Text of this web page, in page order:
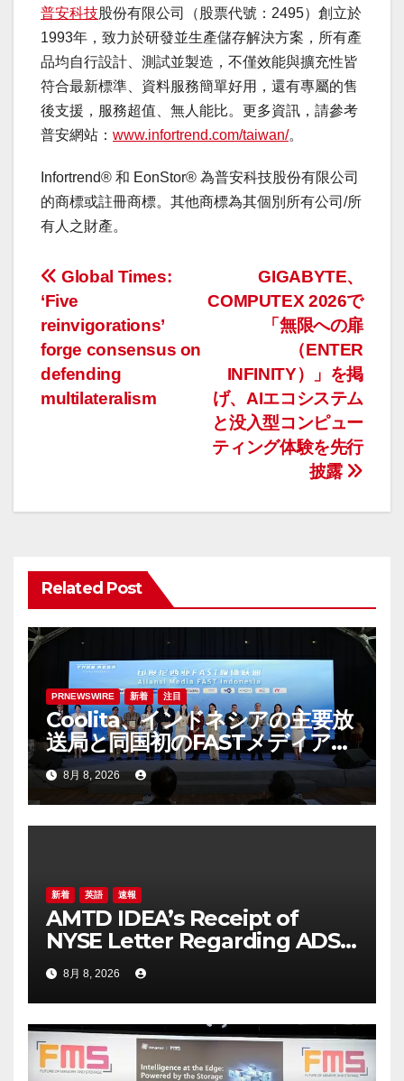
普安科技股份有限公司（股票代號：2495）創立於
1993年，致力於研發並生產儲存解決方案，所有產
品均自行設計、測試並製造，不僅效能與擴充性皆
符合最新標準、資料服務簡單好用，還有專屬的售
後支援，服務超值、無人能比。更多資訊，請參考
普安網站： www.infortrend.com/taiwan/。
Infortrend® 和 EonStor® 為普安科技股份有限公司
的商標或註冊商標。其他商標為其個別所有公司/所
有人之財產。
投
稿
ナ
ビ
シ
ン
GIGABYTE、
COMPUTEX 2026で
「無限への扉
（ENTER
INFINITY）」を掲
げ、AIエコシステム
と没入型コンピュー
ティング体験を先行
披露
Global Times:
‘Five
reinvigorations’
forge consensus on
defending
multilateralism
Related Post
PRNEWSWIRE 新着 注目
Coolita、インドネシアの主要放
送局と同国初のFASTメディア連
合を設立
8月 8, 2026
新着 英語 速報
AMTD IDEA’s Receipt of
NYSE Letter Regarding ADS
Trading Price’s Below
Compliance Standards
8月 8, 2026